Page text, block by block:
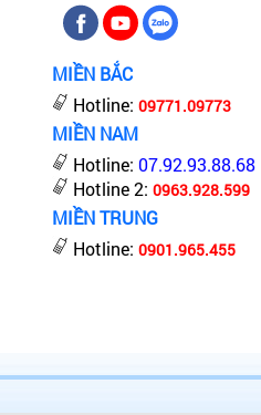
MIỀN BẮC
Hotline:09771.09773
MIỀN NAM
Hotline:07.92.93.88.68
Hotline 2:0963.928.599
MIỀN TRUNG
Hotline:0901.965.455